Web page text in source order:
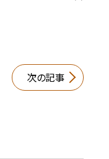
次の記事